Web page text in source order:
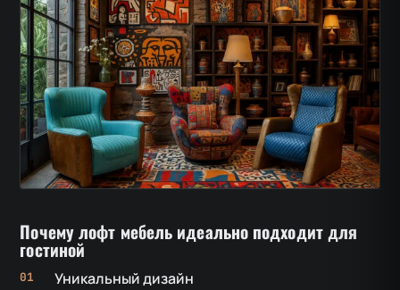
Почему лофт мебель идеально подходит для
гостиной
Уникальный дизайн